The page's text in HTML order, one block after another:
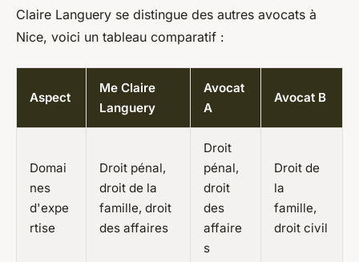
Claire Languery se distingue des autres avocats à
Nice, voici un tableau comparatif :
Aspect
Me Claire
Languery
Avocat
A
Avocat B
Domai
nes
d'expe
rtise
Droit pénal,
droit de la
famille, droit
des affaires
Droit
pénal,
droit
des
affaire
s
Droit de
la
famille,
droit civil